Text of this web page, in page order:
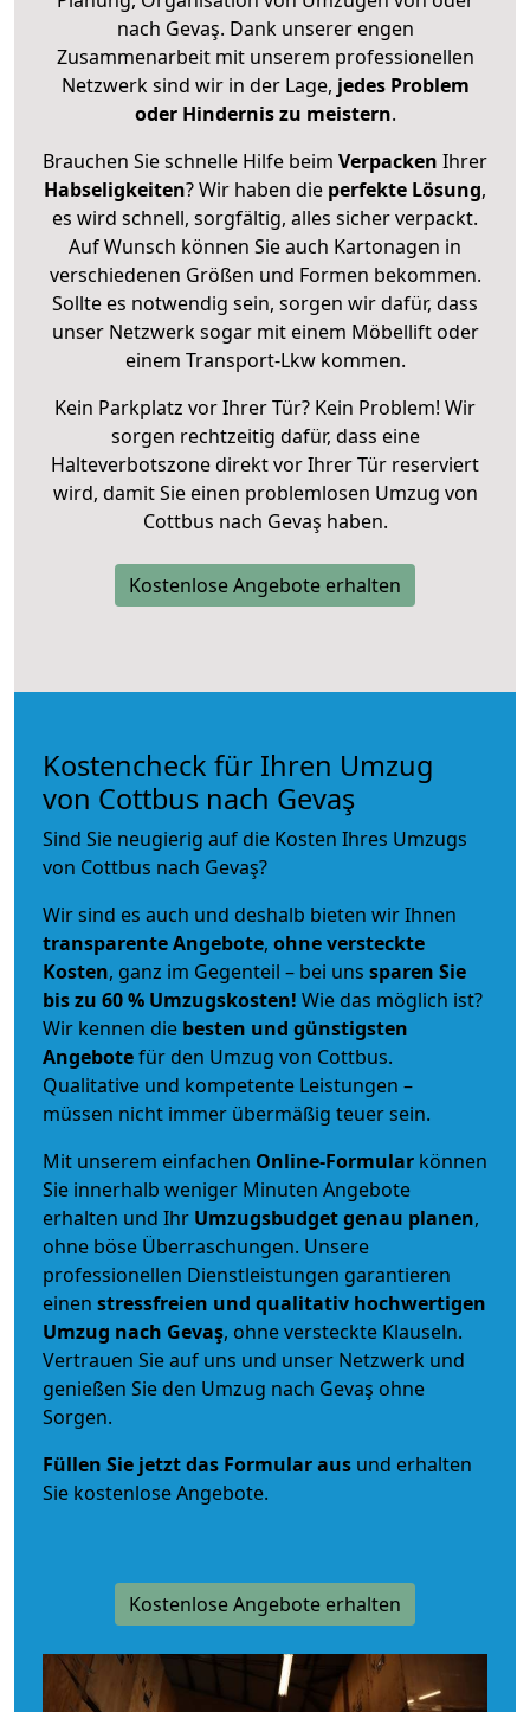
nach Gevaş. Dank unserer engen
Zusammenarbeit mit unserem professionellen
Netzwerk sind wir in der Lage, jedes Problem
oder Hindernis zu meistern.
Brauchen Sie schnelle Hilfe beim Verpacken Ihrer
Habseligkeiten? Wir haben die perfekte Lösung,
es wird schnell, sorgfältig, alles sicher verpackt.
Auf Wunsch können Sie auch Kartonagen in
verschiedenen Größen und Formen bekommen.
Sollte es notwendig sein, sorgen wir dafür, dass
unser Netzwerk sogar mit einem Möbellift oder
einem Transport-Lkw kommen.
Kein Parkplatz vor Ihrer Tür? Kein Problem! Wir
sorgen rechtzeitig dafür, dass eine
Halteverbotszone direkt vor Ihrer Tür reserviert
wird, damit Sie einen problemlosen Umzug von
Cottbus nach Gevaş haben.
Kostenlose Angebote erhalten
Kostencheck für Ihren Umzug
von Cottbus nach Gevaş
Sind Sie neugierig auf die Kosten Ihres Umzugs
von Cottbus nach Gevaş?
Wir sind es auch und deshalb bieten wir Ihnen
transparente Angebote, ohne versteckte
Kosten, ganz im Gegenteil – bei uns sparen Sie
bis zu 60 % Umzugskosten! Wie das möglich ist?
Wir kennen die besten und günstigsten
Angebotefür den Umzug von Cottbus.
Qualitative und kompetente Leistungen –
müssen nicht immer übermäßig teuer sein.
Mit unserem einfachen Online-Formular können
Sie innerhalb weniger Minuten Angebote
erhalten und Ihr Umzugsbudgetgenau planen,
ohne böse Überraschungen. Unsere
professionellen Dienstleistungen garantieren
einen stressfreien und qualitativ hochwertigen
Umzug nach Gevaş, ohne versteckte Klauseln.
Vertrauen Sie auf uns und unser Netzwerk und
genießen Sie den Umzug nach Gevaş ohne
Sorgen.
Füllen Sie jetzt das Formular aus und erhalten
Sie kostenlose Angebote.
Kostenlose Angebote erhalten